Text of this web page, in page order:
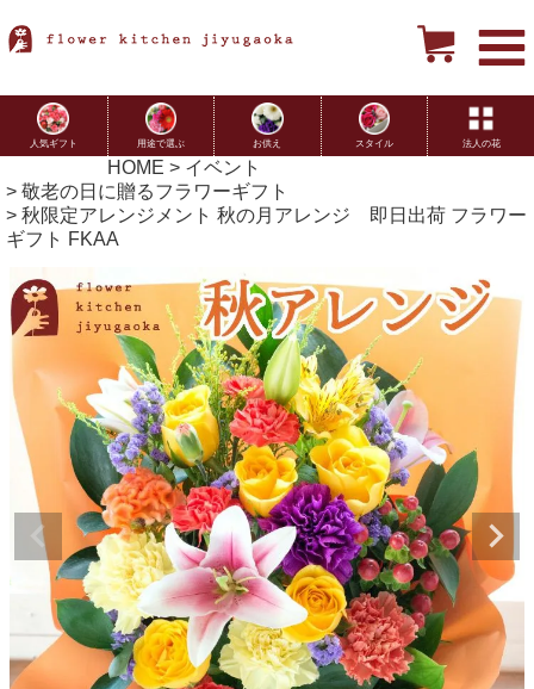
人気ギフト 用途で選ぶ お供え スタイル 法人の花
HOME
イベント
敬老の日に贈るフラワーギフト
秋限定アレンジメント 秋の月アレンジ 即日出荷 フラワー
ギフト FKAA